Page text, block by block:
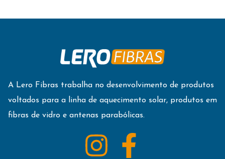
A Lero Fibras trabalha no desenvolvimento de produtos
voltados para a linha de aquecimento solar, produtos em
fibras de vidro e antenas parabólicas.